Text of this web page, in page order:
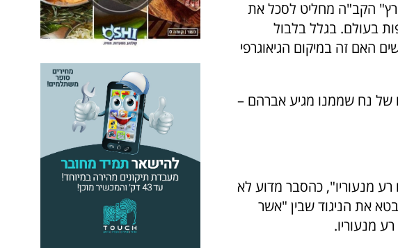
הקב"ה מחליט לסכל את
בעולם. בגלל בלבול
האם זה במיקום הגיאוגרפי
של נח שממנו מגיע אברהם –
מנעוריו", כהסבר מדוע לא
את הניגוד שבין "אשר
מנעוריו.